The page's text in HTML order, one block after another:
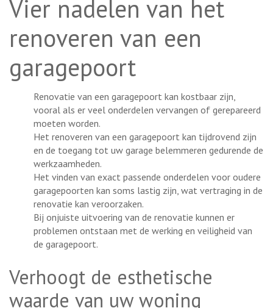
Vier nadelen van het
renoveren van een
garagepoort
Renovatie van een garagepoort kan kostbaar zijn,
vooral als er veel onderdelen vervangen of gerepareerd
moeten worden.
Het renoveren van een garagepoort kan tijdrovend zijn
en de toegang tot uw garage belemmeren gedurende de
werkzaamheden.
Het vinden van exact passende onderdelen voor oudere
garagepoorten kan soms lastig zijn, wat vertraging in de
renovatie kan veroorzaken.
Bij onjuiste uitvoering van de renovatie kunnen er
problemen ontstaan met de werking en veiligheid van
de garagepoort.
Verhoogt de esthetische
waarde van uw woning